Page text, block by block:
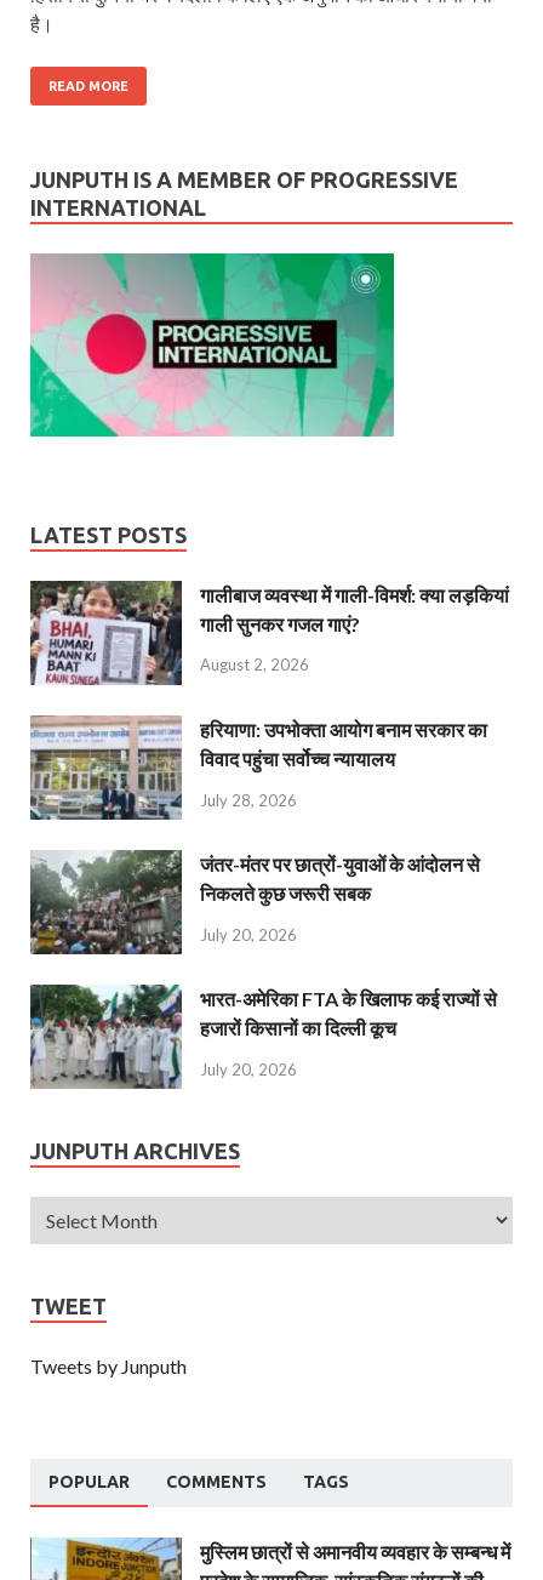
है।
READ MORE
JUNPUTH IS A MEMBER OF PROGRESSIVE
INTERNATIONAL
LATEST POSTS
गालीबाज व्‍यवस्‍था में गाली-विमर्श: क्या लड़कियां
गाली सुनकर गजल गाएं?
August 2, 2026
हरियाणा: उपभोक्ता आयोग बनाम सरकार का
विवाद पहुंचा सर्वोच्च न्यायालय
July 28, 2026
जंतर-मंतर पर छात्रों-युवाओं के आंदोलन से
निकलते कुछ जरूरी सबक
July 20, 2026
भारत-अमेरिका FTA के खिलाफ कई राज्यों से
हजारों किसानों का दिल्ली कूच
July 20, 2026
JUNPUTH ARCHIVES
TWEET
Tweets by Junputh
POPULAR COMMENTS TAGS
मुस्लिम छात्रों से अमानवीय व्यवहार के सम्बन्ध में